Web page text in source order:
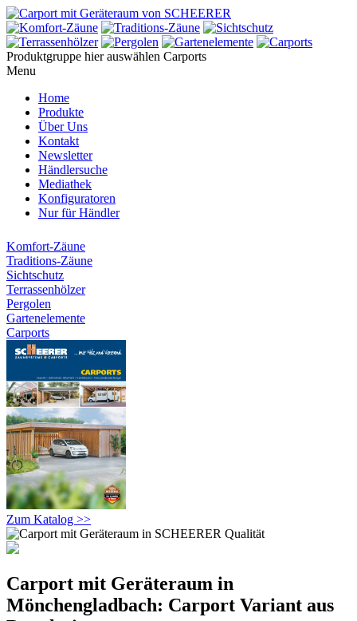
Produktgruppe hier auswählen Carports
Menu
Home
Produkte
Über Uns
Kontakt
Newsletter
Händlersuche
Mediathek
Konfiguratoren
Nur für Händler
Komfort-Zäune
Traditions-Zäune
Sichtschutz
Terrassenhölzer
Pergolen
Gartenelemente
Carports
Zum Katalog >>
Carport mit Geräteraum in
Mönchengladbach: Carport Variant aus